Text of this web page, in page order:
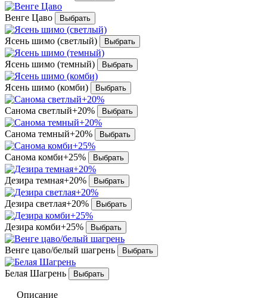
Венге Цаво
Ясень шимо (светлый)
Ясень шимо (темный)
Ясень шимо (комби)
Санома светлый+20%
Санома темный+20%
Санома комби+25%
Дезира темная+20%
Дезира светлая+20%
Дезира комби+25%
Венге цаво/белый шагрень
Белая Шагрень
Описание